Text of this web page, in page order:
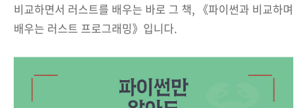
비교하면서 러스트를 배우는 바로 그 책, 《파이썬과 비교하며
배우는 러스트 프로그래밍》입니다.